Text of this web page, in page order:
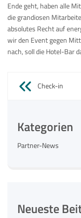
Ende geht, haben alle
die grandiosen
absolutes Recht auf
wir den Event gegen
nach, soll die Hotel-Bar
Check-in
Kategorien
Partner-News
Neueste